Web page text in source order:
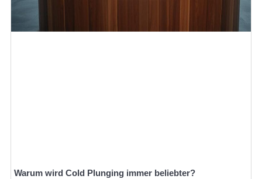
Warum wird Cold Plunging immer beliebter?